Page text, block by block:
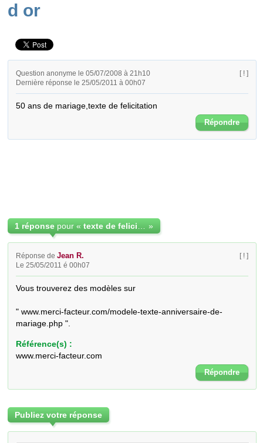
d or
Question anonyme le 05/07/2008 à 21h10
Dernière réponse le 25/05/2011 à 00h07
[ ! ]
50 ans de mariage,texte de felicitation
Répondre
1 réponse pour « »
Réponse deJean R.
Le 25/05/2011 é 00h07
[ ! ]
Vous trouverez des modèles sur
" www.merci-facteur.com/modele-texte-anniversaire-de-
mariage.php ".
Référence(s) :
www.merci-facteur.com
Répondre
Publiez votre réponse